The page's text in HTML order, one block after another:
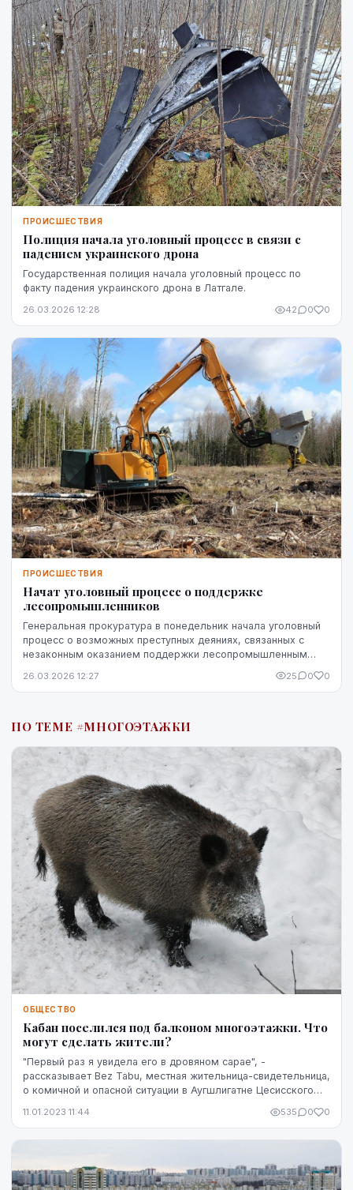
ПРОИСШЕСТВИЯ
Полиция начала уголовный процесс в связи с
падением украинского дрона
Государственная полиция начала уголовный процесс по
факту падения украинского дрона в Латгале.
26.03.2026 12:28 42 0 0
ПРОИСШЕСТВИЯ
Начат уголовный процесс о поддержке
лесопромышленников
Генеральная прокуратура в понедельник начала уголовный
процесс о возможных преступных деяниях, связанных с
незаконным оказанием поддержки лесопромышленным
26.03.2026 12:27 25 0 0
ПО ТЕМЕ #МНОГОЭТАЖКИ
ОБЩЕСТВО
Кабан поселился под балконом многоэтажки. Что
могут сделать жители?
"Первый раз я увидела его в дровяном сарае", -
рассказывает Bez Tabu, местная жительница-свидетельница,
о комичной и опасной ситуации в Аугшлигатне Цесисского
11.01.2023 11:44 535 0 0